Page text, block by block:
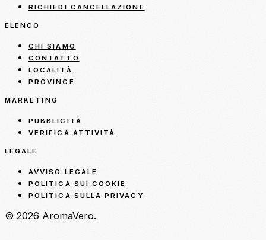
RICHIEDI CANCELLAZIONE
ELENCO
CHI SIAMO
CONTATTO
LOCALITÀ
PROVINCE
MARKETING
PUBBLICITÀ
VERIFICA ATTIVITÀ
LEGALE
AVVISO LEGALE
POLITICA SUI COOKIE
POLITICA SULLA PRIVACY
© 2026 AromaVero.